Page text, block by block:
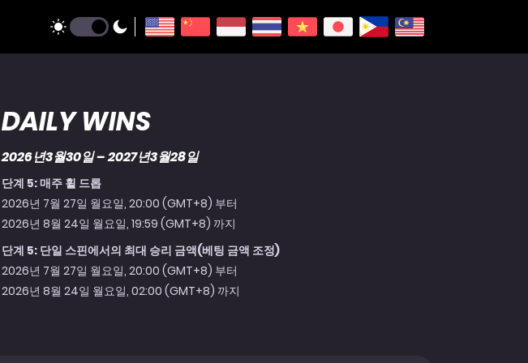
DAILY WINS
2026년3월30일 – 2027년3월28일
단계 5: 매주 휠 드롭
2026년 7월 27일 월요일, 20:00 (GMT+8) 부터
2026년 8월 24일 월요일, 19:59 (GMT+8) 까지
단계 5: 단일 스핀에서의 최대 승리 금액(베팅 금액 조정)
2026년 7월 27일 월요일, 20:00 (GMT+8) 부터
2026년 8월 24일 월요일, 02:00 (GMT+8) 까지